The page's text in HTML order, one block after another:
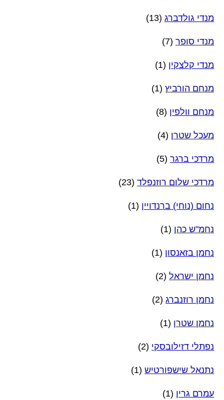
מנדי גולדברג (13)
מנדי סופר (7)
מנדי קלצקין (1)
מנחם הורביץ (1)
מנחם וולפין (8)
מעכל שטרן (4)
מרדכי ברגר (5)
מרדכי שלום רוזנפלד (23)
נחום (נוחי) ברנדויין (1)
נחמ"ש כהן (1)
נחמן בזאנסון (1)
נחמן ישראל (2)
נחמן רוזנברג (2)
נחמן שטרן (1)
נפתלי דזילובסקי (2)
נתנאל שישפורטיש (1)
עמרם גרין (1)